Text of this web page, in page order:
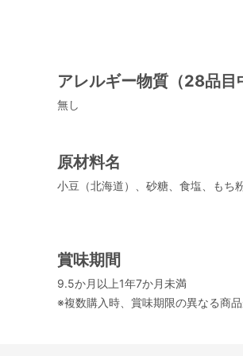
アレルギー物質（28品目
無し
原材料名
小豆（北海道）、砂糖、食塩、もち
賞味期間
9.5か月以上1年7か月未満
※複数購入時、賞味期限の異なる商